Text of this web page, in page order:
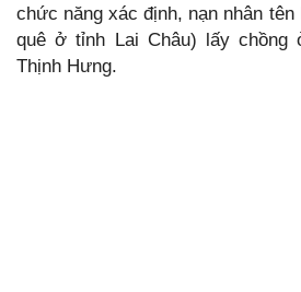
chức năng xác định, nạn nhân tên
quê ở tỉnh Lai Châu) lấy chồng
Thịnh Hưng.